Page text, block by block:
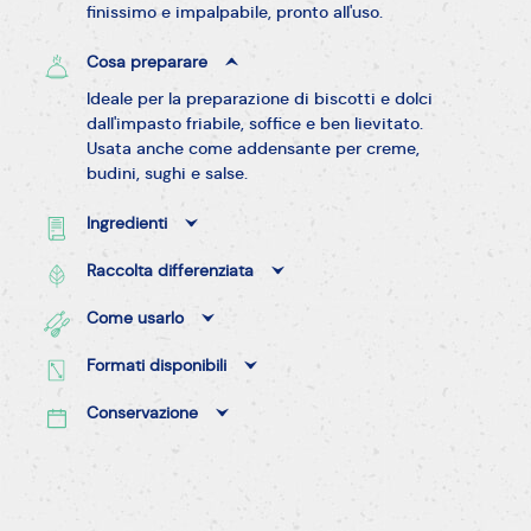
finissimo e impalpabile, pronto all'uso.
Cosa preparare
Ideale per la preparazione di biscotti e dolci
dall'impasto friabile, soffice e ben lievitato.
Usata anche come addensante per creme,
budini, sughi e salse.
Ingredienti
Raccolta differenziata
Come usarlo
Formati disponibili
Conservazione